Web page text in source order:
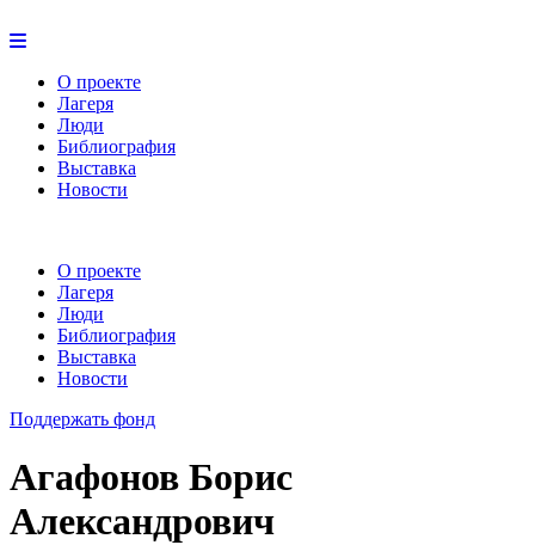
О проекте
Лагеря
Люди
Библиография
Выставка
Новости
О проекте
Лагеря
Люди
Библиография
Выставка
Новости
Поддержать фонд
Агафонов Борис
Александрович